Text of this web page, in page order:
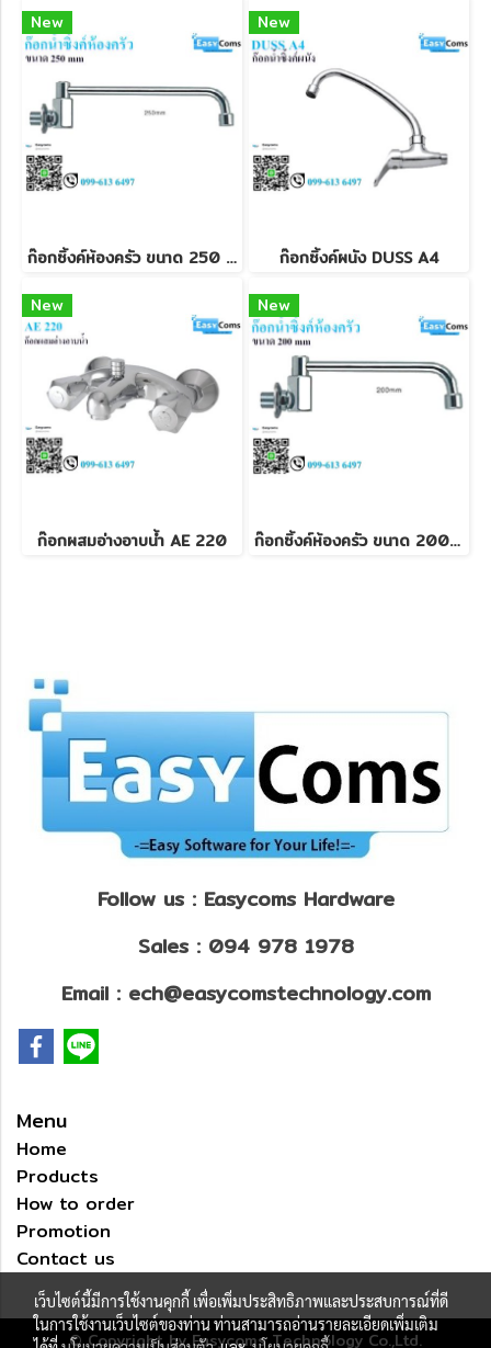
New
ก๊อกซิ้งค์ห้องครัว ขนาด 250 mm
New
ก๊อกซิ้งค์ผนัง DUSS A4
New
ก๊อกผสมอ่างอาบน้ำ AE 220
New
ก๊อกซิ้งค์ห้องครัว ขนาด 200 mm
Follow us : Easycoms Hardware
Sales : 094 978 1978
Email : ech@easycomstechnology.com
Menu
Home
Products
How to order
Promotion
Contact us
© Copyright by Easycoms Technology Co.,Ltd.
เว็บไซต์นี้มีการใช้งานคุกกี้ เพื่อเพิ่มประสิทธิภาพและประสบการณ์ที่ดี
ในการใช้งานเว็บไซต์ของท่าน ท่านสามารถอ่านรายละเอียดเพิ่มเติม